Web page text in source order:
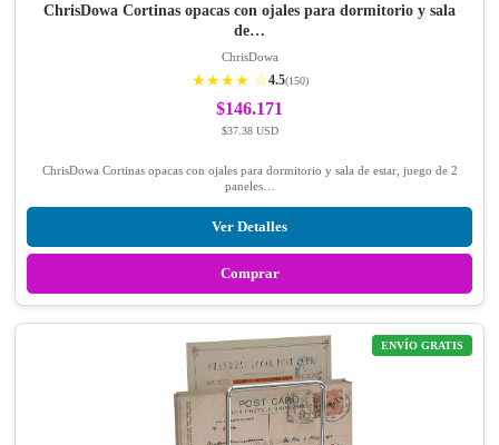
ChrisDowa Cortinas opacas con ojales para dormitorio y sala
de…
ChrisDowa
★★★★ ☆4.5(150)
$146.171
$37.38 USD
ChrisDowa Cortinas opacas con ojales para dormitorio y sala de estar, juego de 2
paneles…
Ver Detalles
Comprar
ENVÍO GRATIS